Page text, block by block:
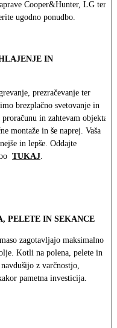
Cooper&Hunter, LG ter
ugodno ponudbo.
IN
prezračevanje ter
brezplačno svetovanje in
in zahtevam objekta.
montaže in še naprej. Vaša
in lepše. Oddajte
TUKAJ.
PELETE IN SEKANCE
zagotavljajo maksimalno
Kotli na polena, pelete in
z varčnostjo,
pametna investicija.